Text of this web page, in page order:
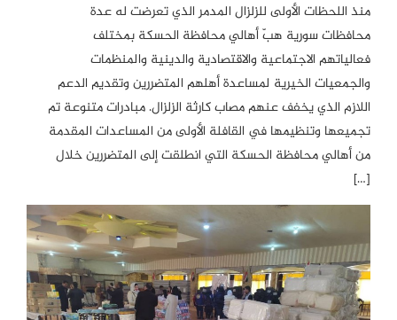
منذ اللحظات الأولى للزلزال المدمر الذي تعرضت له عدة
محافظات سورية هبّ أهالي محافظة الحسكة بمختلف
فعالياتهم الاجتماعية والاقتصادية والدينية والمنظمات
والجمعيات الخيرية لمساعدة أهلهم المتضررين وتقديم الدعم
اللازم الذي يخفف عنهم مصاب كارثة الزلزال. مبادرات متنوعة تم
تجميعها وتنظيمها في القافلة الأولى من المساعدات المقدمة
من أهالي محافظة الحسكة التي انطلقت إلى المتضررين خلال
[…]